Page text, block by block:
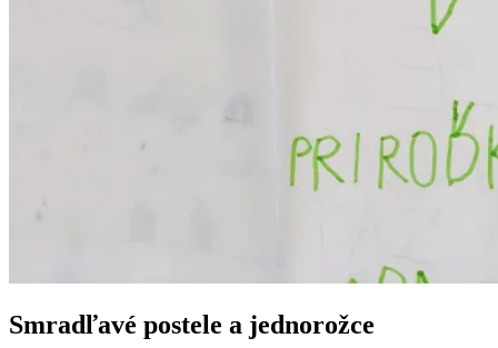
Smradľavé postele a jednorožce